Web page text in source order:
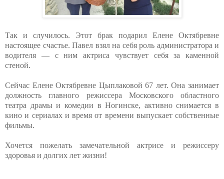
Так и случилось. Этот брак подарил Елене Октябревне
настоящее счастье. Павел взял на себя роль администратора и
водителя — с ним актриса чувствует себя за каменной
стеной.
Сейчас Елене Октябревне Цыплаковой 67 лет. Она занимает
должность главного режиссера Московского областного
театра драмы и комедии в Ногинске, активно снимается в
кино и сериалах и время от времени выпускает собственные
фильмы.
Хочется пожелать замечательной актрисе и режиссеру
здоровья и долгих лет жизни!